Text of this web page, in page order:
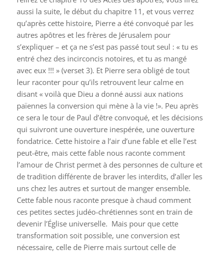
aussi la suite, le début du chapitre 11, et vous verrez
qu’après cette histoire, Pierre a été convoqué par les
autres apôtres et les frères de Jérusalem pour
s’expliquer – et ça ne s’est pas passé tout seul : « tu es
entré chez des incirconcis notoires, et tu as mangé
avec eux !!! » (verset 3). Et Pierre sera obligé de tout
leur raconter pour qu’ils retrouvent leur calme en
disant « voilà que Dieu a donné aussi aux nations
païennes la conversion qui mène à la vie !». Peu après
ce sera le tour de Paul d’être convoqué, et les décisions
qui suivront une ouverture inespérée, une ouverture
fondatrice. Cette histoire a l’air d’une fable et elle l’est
peut-être, mais cette fable nous raconte comment
l’amour de Christ permet à des personnes de culture et
de tradition différente de braver les interdits, d’aller les
uns chez les autres et surtout de manger ensemble.
Cette fable nous raconte presque à chaud comment
ces petites sectes judéo-chrétiennes sont en train de
devenir l’Église universelle. Mais pour que cette
transformation soit possible, une conversion est
nécessaire, celle de Pierre mais surtout celle de